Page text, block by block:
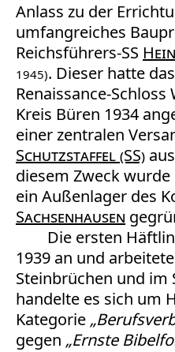
Anlass zu der
umfangreiches
Reichsführers-SS
1945). Dieser hatte
Renaissance-
Kreis Büren 1934
einer zentralen
Schutzstaffel (SS)
diesem Zweck
ein Außenlager des
Sachsenhausen
Die ersten
1939 an und
Steinbrüchen und im
handelte es sich um
Kategorie
gegen „Ernste